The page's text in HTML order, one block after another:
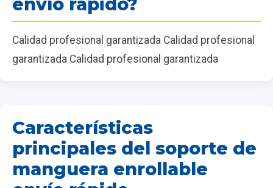
Calidad profesional garantizada Calidad profesional
garantizada Calidad profesional garantizada
Características
principales del soporte de
manguera enrollable